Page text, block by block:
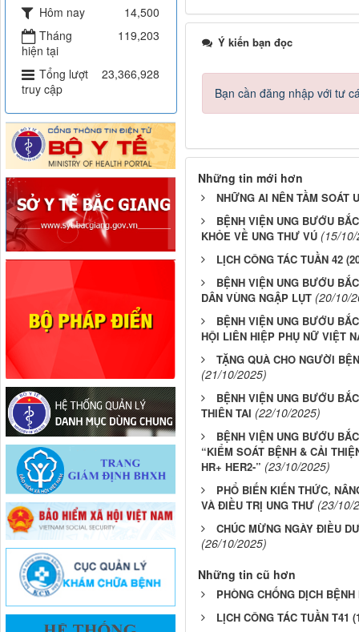
Ý kiến bạn đọc
Bạn cần đăng nhập với tư
Những tin mới hơn
NHỮNG AI NÊN TẦM SOÁT
BỆNH VIỆN UNG BƯỚU
KHỎE VỀ UNG THƯ VÚ (15/
LỊCH CÔNG TÁC TUẦN 42
BỆNH VIỆN UNG BƯỚU
DÂN VÙNG NGẬP LỤT (20/10/
BỆNH VIỆN UNG BƯỚU
HỘI LIÊN HIỆP PHỤ NỮ VIỆT
TẶNG QUÀ CHO NGƯỜI
(21/10/2025)
BỆNH VIỆN UNG BƯỚU
THIÊN TAI (22/10/2025)
BỆNH VIỆN UNG BƯỚU
“KIỂM SOÁT BỆNH & CẢI
HR+ HER2-” (23/10/2025)
PHỔ BIẾN KIẾN THỨC,
VÀ ĐIỀU TRỊ UNG THƯ (23/10/
CHÚC MỪNG NGÀY ĐIỀU
(26/10/2025)
Những tin cũ hơn
PHÒNG CHỐNG DỊCH
LỊCH CÔNG TÁC TUẦN T41
Hôm nay
14,500
Tháng
hiện tại
119,203
Tổng lượt
truy cập
23,366,928